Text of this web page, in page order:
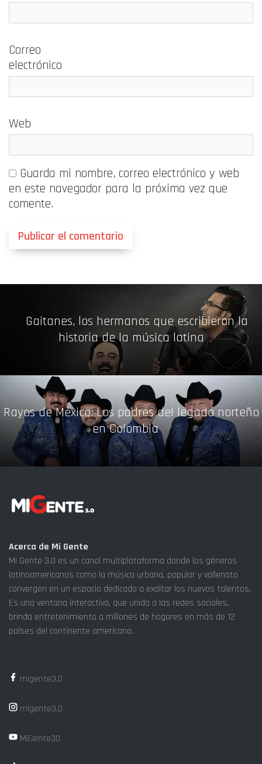
Correo
electrónico
Web
Guarda mi nombre, correo electrónico y web
en este navegador para la próxima vez que
comente.
Gaitanes, los hermanos que escribieron la
historia de la música latina
Rayos de México: Los padres del legado norteño
en Colombia
Acerca de Mi Gente
Mi Gente 3.0 es un canal multiplataforma donde los géneros
latinoamericanos como la música urbana, popular y vallenato
convergen en un espacio dedicado a exaltar los nuevos talentos.
Es una ventana interactiva, que unida a las redes sociales,
brinda entretenimiento a millones de hogares en más de 12
países del continente americano.
migente3.0
migente3.0
MiGente30